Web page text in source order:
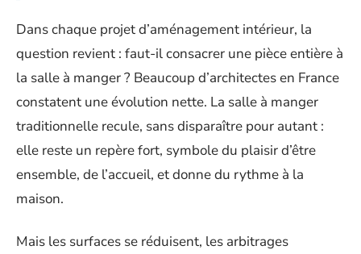
Dans chaque projet d’aménagement intérieur, la
question revient : faut-il consacrer une pièce entière à
la salle à manger ? Beaucoup d’architectes en France
constatent une évolution nette. La salle à manger
traditionnelle recule, sans disparaître pour autant :
elle reste un repère fort, symbole du plaisir d’être
ensemble, de l’accueil, et donne du rythme à la
maison.
Mais les surfaces se réduisent, les arbitrages